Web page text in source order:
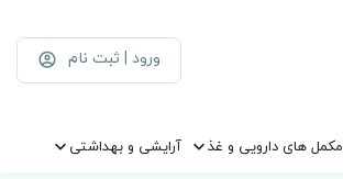
ورود | ثبت نام
مکمل های دارویی و غذ آرایشی و بهداشتی